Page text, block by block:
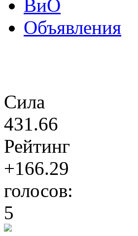
ВиО
Объявления
Сила
431.66
Рейтинг
+166.29
голосов:
5